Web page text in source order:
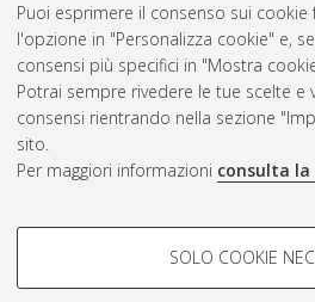
Puoi esprimere il consenso sui
l'opzione in "Personalizza cookie" e,
consensi più specifici in "Mostra
Potrai sempre rivedere le tue scelte e
consensi rientrando nella sezione
sito.
Per maggiori informazioni consulta la
COOKIE DI PROFILAZIONE -
SOLO COOKIE
Rss 1.0
Rss 2.0
ISSN: 2038-7946
Impostazioni Cookie
Informativa sulla privacy
Condizioni d’uso del sito